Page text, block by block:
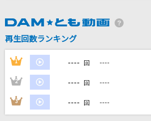
幽閉サテライト
カラオケ最新情報をチェック！
再生回数ランキング
1 ---- 回 ----
2 ---- 回 ----
3 ---- 回 ----